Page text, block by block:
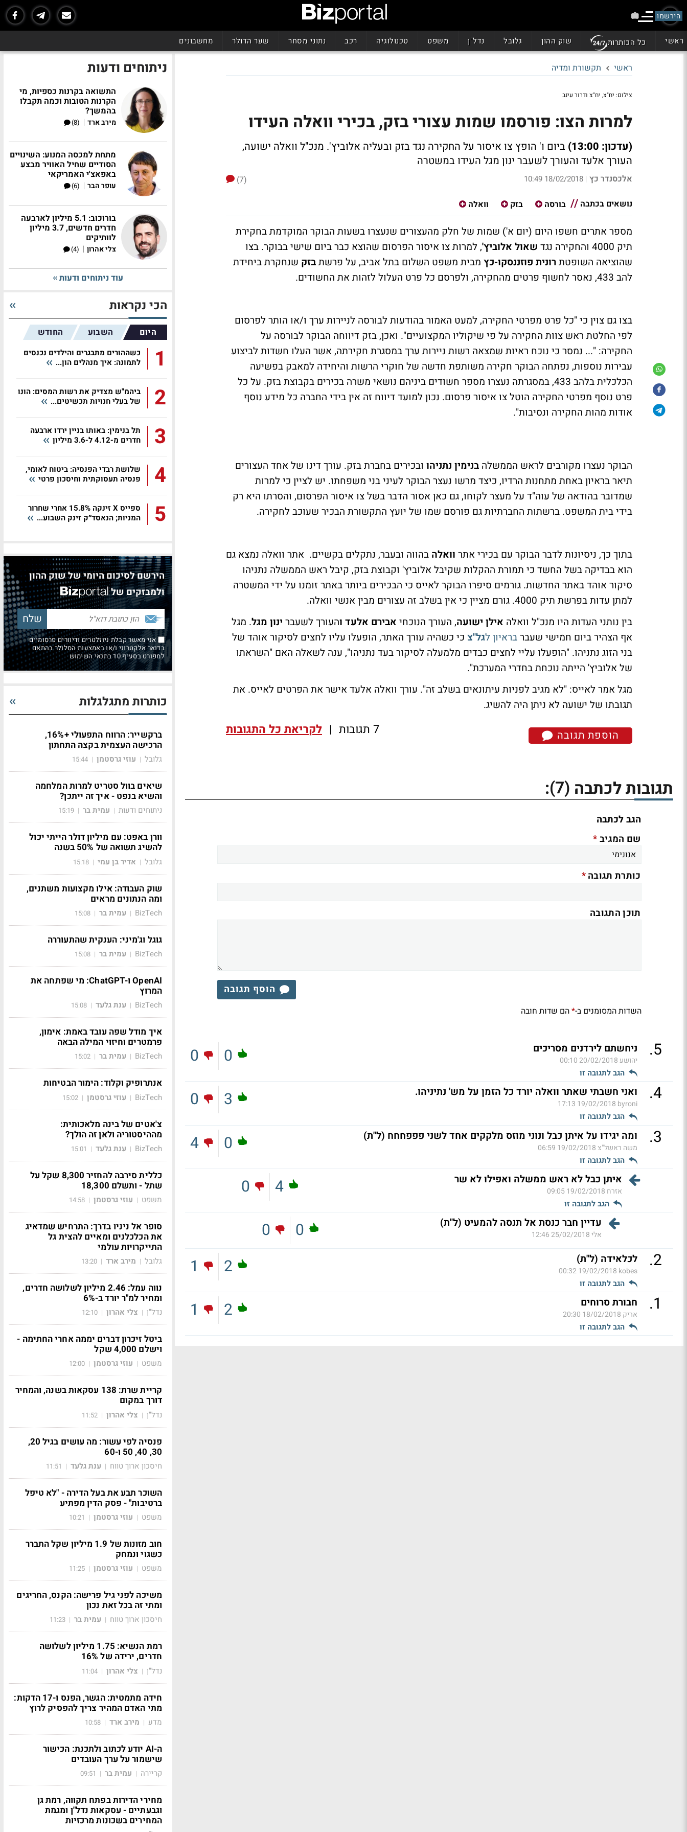
הירשמו
ראשי כל הכותרות שוק ההון גלובל נדל"ן משפט טכנולוגיה רכב נתוני מסחר שער הדולר מחשבונים
ראשי תקשורת ומדיה
צילום: יח"צ, יח"צ ודרור עינב
למרות הצו: פורסמו שמות עצורי בזק, בכירי וואלה העידו
(עדכון: 13:00)
ביום ו' הופץ צו איסור על החקירה נגד בזק ובעליה אלוביץ'. מנכ"ל וואלה ישועה,
העורך אלעד והעורך לשעבר ינון מגל העידו במשטרה
אלכסנדר כץ |
18/02/2018 10:49
(7)
נושאים בכתבה
בורסה בזק וואלה
מספר אתרים חשפו היום (יום א') שמות של חלק מהעצורים שנעצרו בשעות הבוקר המוקדמת בחקירת
תיק 4000 והחקירה נגד
שאול אלוביץ', למרות צו איסור הפרסום שהוצא כבר ביום שישי בבוקר. בצו
שהוציאה השופטתרונית פוזננסקו-כץ מבית משפט השלום בתל אביב, על פרשתבזק שנחקרת ביחידת
להב 433, נאסר לחשוף פרטים מהחקירה, ולפרסם כל פרט העלול לזהות את החשודים.
בצו גם צוין כי "כל פרט מפרטי החקירה, למעט האמור בהודעות לבורסה לניירות ערך ו/או הותר לפרסום
לפי החלטת ראש צוות החקירה על פי שיקוליו המקצועיים". ואכן, בזק דיווחה הבוקר לבורסה על
החקירה: "... נמסר כי נוכח ראיות שמצאה רשות ניירות ערך במסגרת חקירתה, אשר העלו חשדות לביצוע
עבירות נוספות, נפתחה הבוקר חקירה משותפת חדשה של חוקרי הרשות והיחידה למאבק בפשיעה
הכלכלית בלהב 433, במסגרתה נעצרו מספר חשודים ביניהם נושאי משרה בכירים בקבוצת בזק. על כל
פרט נוסף מפרטי החקירה הוטל צו איסור פרסום. נכון למועד דיווח זה אין בידי החברה כל מידע נוסף
אודות מהות החקירה ונסיבות".
הבוקר נעצרו מקורבים לראש הממשלה בנימין נתניהו ובכירים בחברת בזק. עורך דינו של אחד העצורים
תיאר בראיון באחת מתחנות הרדיו, כיצד מרשו נעצר הבוקר לעיני בני משפחתו. יש לציין כי למרות
שמדובר בהודאה של עוה"ד על מעצר לקוחו, גם כאן אסור הדבר בשל צו איסור הפרסום, והסרתו היא רק
בידי בית המשפט. ברשתות החברתיות גם פורסם שמו של יועץ התקשורת הבכיר שעוכב לחקירה.
בתוך כך, ניסיונות לדבר הבוקר עם בכירי אתר וואלה בהווה ובעבר, נתקלים בקשיים. אתר וואלה נמצא גם
הוא בבדיקה בשל החשד כי תמורת ההקלות שקיבל אלוביץ' וקבוצת בזק, קיבל ראש הממשלה נתניהו
סיקור אוהד באתר החדשות. גורמים סיפרו הבוקר לאייס כי הבכירים ביותר באתר זומנו על ידי המשטרה
למתן עדות בפרשת תיק 4000. גורם מציין כי אין בשלב זה עצורים מבין אנשי וואלה.
בין נותני העדות היו מנכ"ל וואלה אילן ישועה, העורך הנוכחי אבירם אלעד והעורך לשעבר ינון מגל. מגל
אף הצהיר ביום חמישי שעברבראיון לגל"צ כי כשהיה עורך האתר, הופעלו עליו לחצים לסיקור אוהד של
בני הזוג נתניהו. "הופעלו עליי לחצים כבדים מלמעלה לסיקור בעד נתניהו", ענה לשאלה האם "השראתו
של אלוביץ' הייתה נוכחת בחדרי המערכת".
מגל אמר לאייס: "לא מגיב לפניות עיתונאים בשלב זה". עורך וואלה אלעד אישר את הפרטים לאייס. את
תגובתו של ישועה לא ניתן היה להשיג.
הוספת תגובה 7 תגובות | לקריאת כל התגובות
תגובות לכתבה (7)
:
הגב לכתבה
שם המגיב*
כותרת תגובה*
תוכן התגובה
הוסף תגובה
השדות המסומנים ב-*הם שדות חובה
5
. ניחשתם לירדנים מסריכים
יהושע20/02/2018 00:10
הגב לתגובה זו
0
0
4
. ואני חשבתי שאתר וואלה יורד כל הזמן על מש' נתיניהו.
byroni
19/02/2018 17:13
הגב לתגובה זו
3
0
3
. ומה יגידו על איתן כבל ונוני מוזס מלקקים אחד לשני פפפחחח (ל"ת)
משה ראשל"צ 19/02/2018 06:59
הגב לתגובה זו
0
4
איתן כבל לא ראש ממשלה ואפילו לא שר
אזרח 19/02/2018 09:05
הגב לתגובה זו
4
0
עדיין חבר כנסת אל תנסה להמעיט (ל"ת)
אלי25/02/2018 12:46
0
0
2
. לכלאידה (ל"ת)
kobes
19/02/2018 00:32
הגב לתגובה זו
2
1
1
. חבורת סרוחים
אריק 18/02/2018 20:30
הגב לתגובה זו
2
1
ניתוחים ודעות
התשואה בקרנות כספיות, מי
הקרנות הטובות וכמה תקבלו
בהמשך?
מירב ארד |
(8)
מתחת למכסה המנוע: השינויים
הסודיים שחיל האוויר מבצע
באפאצ'י האמריקאי
עופר הבר |
(6)
בורוכוב: 5.1 מיליון לארבעה
חדרים חדשים, 3.7 מיליון
לוותיקים
צלי אהרון |
(4)
עוד ניתוחים ודעות
הכי נקראות
היום השבוע החודש
1
כשההורים מתבגרים והילדים נכנסים
לתמונה: איך מנהלים הון...
2
ביהמ"ש מצדיק את רשות המסים: הונו
של בעלי חנויות תכשיטים...
3
תל בנימין: באותו בניין ירדו ארבעה
חדרים מ-4.12 ל-3.6 מיליון
4
שלושת רבדי הפנסיה: ביטוח לאומי,
פנסיה תעסוקתית וחיסכון פרטי
5
ספייס X זינקה 15.8% אחרי שחרור
המניות; הנאסד״ק זינק השבוע...
הירשם לסיכום היומי של שוק ההון
ולמבזקים של
אני מאשר קבלת ניוזלטרים ודיוורים פרסומיים
בדואר אלקטרוני ו/או באמצעות הסלולר בהתאם
למפורט בסעיף 10 בתנאי השימוש
כותרות מתגלגלות
ברקשייר: הרווח התפעולי +16%,
הרכישה העצמית בקצה התחתון
גלובל | עוזי גרסטמן |
15:44
שיאים בוול סטריט למרות המלחמה
והשיא בנפט - איך זה ייתכן?
ניתוחים ודעות | עמית בר |
15:19
וורן באפט: עם מיליון דולר הייתי יכול
להשיג תשואה של 50% בשנה
גלובל | אדיר בן עמי |
15:18
שוק העבודה: אילו מקצועות משתנים,
ומה הנתונים מראים
BizTech
| עמית בר |
15:08
גוגל וג'מיני: הענקית שהתעוררה
BizTech
| עמית בר |
15:08
OpenAI ו-ChatGPT: מי שפתחה את
המרוץ
BizTech
| ענת גלעד |
15:08
איך מודל שפה עובד באמת: אימון,
פרמטרים וחיזוי המילה הבאה
BizTech
| עמית בר |
15:02
אנתרופיק וקלוד: הימור הבטיחות
BizTech
| עוזי גרסטמן |
15:02
צ'אטים של בינה מלאכותית:
מההיסטוריה ולאן זה הולך?
BizTech
| ענת גלעד |
15:01
כללית סירבה להחזיר 8,300 שקל על
שתל - ותשלם 18,300
משפט | עוזי גרסטמן |
14:58
סופר אל ניניו בדרך: התרחיש שמדאיג
את הכלכלנים ומאיים להצית גל
התייקרויות עולמי
גלובל | מירב ארד |
13:20
נווה עמל: 2.46 מיליון לשלושה חדרים,
ומחיר למ"ר יורד ב-6%
נדל"ן | צלי אהרון |
12:10
ביטל זיכרון דברים יממה אחרי החתימה -
וישלם 4,000 שקל
משפט | עוזי גרסטמן |
12:00
קריית שרת: 138 עסקאות בשנה, והמחיר
דורך במקום
נדל"ן | צלי אהרון |
11:52
פנסיה לפי עשור: מה עושים בגיל 20,
30, 40, 50 ו-60
חיסכון ארוך טווח | ענת גלעד |
11:51
השוכר תבע את בעל הדירה - "לא טיפל
ברטיבות" - פסק הדין מפתיע
משפט | עוזי גרסטמן |
10:21
חוב מזונות של 1.9 מיליון שקל התברר
כשגוי ונמחק
משפט | עוזי גרסטמן |
11:25
משיכה לפני גיל פרישה: הקנס, החריגים
ומתי זה בכל זאת נכון
חיסכון ארוך טווח | עמית בר |
11:23
רמת הנשיא: 1.75 מיליון לשלושה
חדרים, ירידה של 16%
נדל"ן | צלי אהרון |
11:04
חידה מתמטית: הגשר, הפנס ו-17 הדקות:
מתי האדם המהיר צריך להפסיק לרוץ
מדע | מירב ארד |
10:58
ה-AI יודע לכתוב ולתכנת: הכישור
שישמור על ערך העובדים
קריירה | עמית בר |
09:51
מחירי הדירות בפתח תקווה, רמת גן
וגבעתיים - עסקאות נדל"ן ומגמת
המחירים בשכונות מרכזיות